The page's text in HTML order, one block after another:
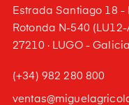
Estrada Santiago 18 -
Rotonda N-540 (LU12-
27210 · LUGO -
(+34) 982 280 800